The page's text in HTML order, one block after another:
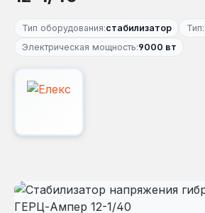
Тип оборудования:стабилизатор Тип:
Электрическая мощность:9000 вт
Пропустить галерею